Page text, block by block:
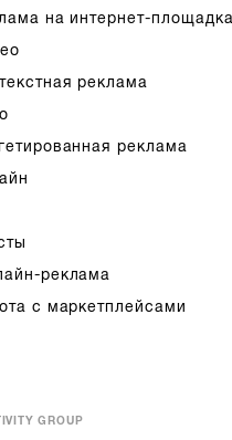
на интернет-
реклама
реклама
реклама
с маркетплейсами
GROUP